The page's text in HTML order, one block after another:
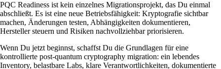
PQC Readiness ist kein einzelnes Migrationsprojekt, das Du einmal
abschließt. Es ist eine neue Betriebsfähigkeit: Kryptografie sichtbar
machen, Änderungen testen, Abhängigkeiten dokumentieren,
Hersteller steuern und Risiken nachvollziehbar priorisieren.
Wenn Du jetzt beginnst, schaffst Du die Grundlagen für eine
kontrollierte post-quantum cryptography migration: ein lebendes
Inventory, belastbare Labs, klare Verantwortlichkeiten, dokumentierte